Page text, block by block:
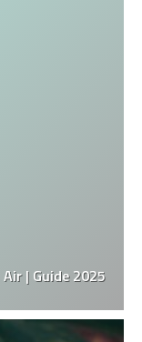
| Guide 2025